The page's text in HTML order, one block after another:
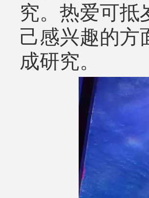
究。热爱可抵
己感兴趣的方
成研究。